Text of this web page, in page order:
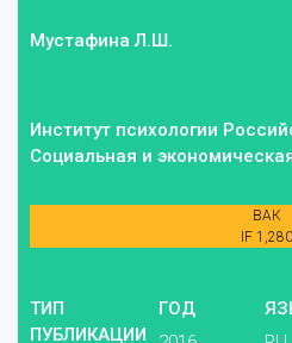
Мустафина Л.Ш.
Институт психологии
Социальная и
ВАК
IF 1,280
ТИП
ПУБЛИКАЦИИ
ГОД